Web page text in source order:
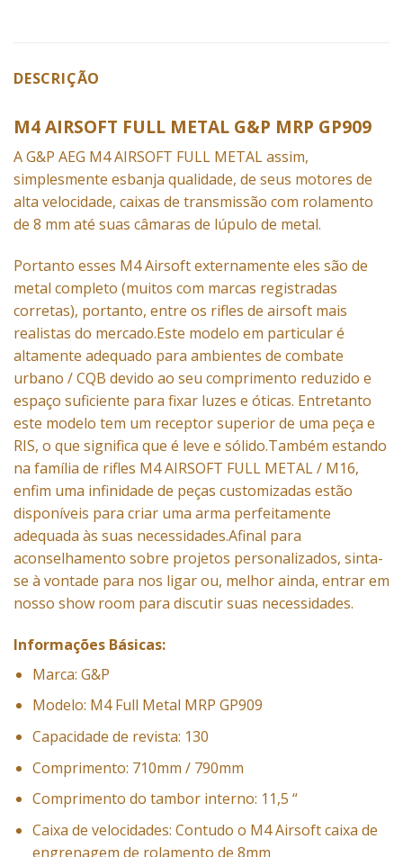
DESCRIÇÃO
M4 AIRSOFT FULL METAL G&P MRP GP909
A G&P AEG M4 AIRSOFT FULL METAL assim,
simplesmente esbanja qualidade, de seus motores de
alta velocidade, caixas de transmissão com rolamento
de 8 mm até suas câmaras de lúpulo de metal.
Portanto esses M4 Airsoft externamente eles são de
metal completo (muitos com marcas registradas
corretas), portanto, entre os rifles de airsoft mais
realistas do mercado.Este modelo em particular é
altamente adequado para ambientes de combate
urbano / CQB devido ao seu comprimento reduzido e
espaço suficiente para fixar luzes e óticas. Entretanto
este modelo tem um receptor superior de uma peça e
RIS, o que significa que é leve e sólido.Também estando
na família de rifles M4 AIRSOFT FULL METAL / M16,
enfim uma infinidade de peças customizadas estão
disponíveis para criar uma arma perfeitamente
adequada às suas necessidades.Afinal para
aconselhamento sobre projetos personalizados, sinta-
se à vontade para nos ligar ou, melhor ainda, entrar em
nosso show room para discutir suas necessidades.
Informações Básicas:
Marca: G&P
Modelo: M4 Full Metal MRP GP909
Capacidade de revista: 130
Comprimento: 710mm / 790mm
Comprimento do tambor interno: 11,5 “
Caixa de velocidades: Contudo o M4 Airsoft caixa de
engrenagem de rolamento de 8mm